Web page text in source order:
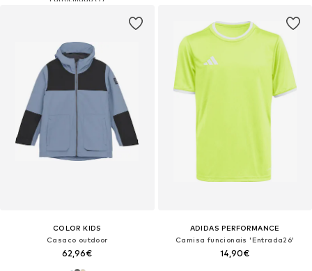
COLOR KIDS
Casaco outdoor
62,96€
ADIDAS PERFORMANCE
Camisa funcionais 'Entrada26'
14,90€